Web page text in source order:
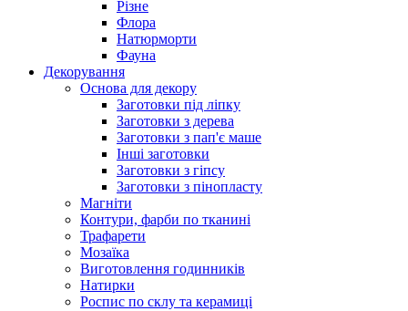
Різне
Флора
Натюрморти
Фауна
Декорування
Основа для декору
Заготовки під ліпку
Заготовки з дерева
Заготовки з пап'є маше
Інші заготовки
Заготовки з гіпсу
Заготовки з пінопласту
Магніти
Контури, фарби по тканині
Трафарети
Мозаїка
Виготовлення годинників
Натирки
Роспис по склу та керамиці